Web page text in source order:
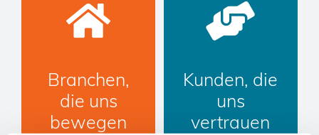
Branchen,
die uns
bewegen
Kunden, die
uns
vertrauen